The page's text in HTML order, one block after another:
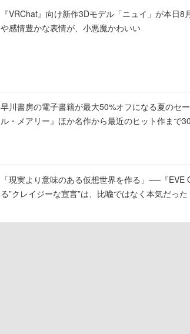
『VRChat』向け新作3Dモデル「ニュイ」が本日
や感情豊かな表情が、小悪魔かわいい
早川書房の電子書籍が最大50%オフになる夏のセ
ル・メアリー』ほか名作から最近のヒット作まで
「現実より意味のある仮想世界を作る」──『
る”クレイジーな宣言”は、比喩ではなく本気だった